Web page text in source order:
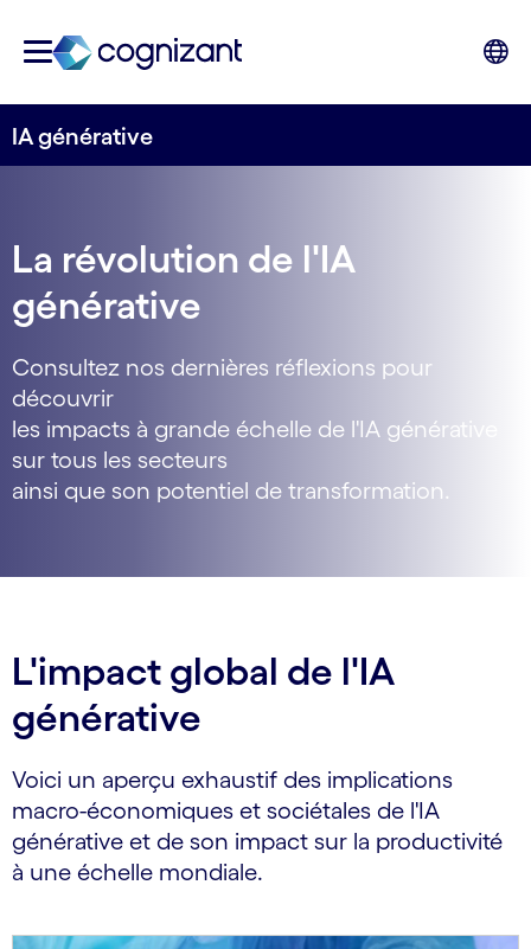
IA générative
La révolution de l'IA
générative
Consultez nos dernières réflexions pour
découvrir
les impacts à grande échelle de l'IA générative
sur tous les secteurs
ainsi que son potentiel de transformation.
L'impact global de l'IA
générative
Voici un aperçu exhaustif des implications
macro-économiques et sociétales de l'IA
générative et de son impact sur la productivité
à une échelle mondiale.